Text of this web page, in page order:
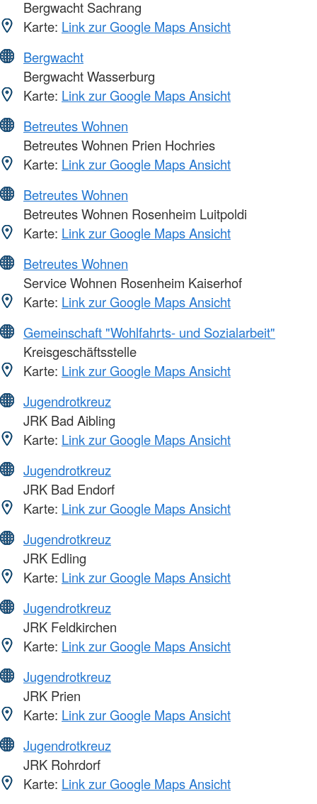
Bergwacht Sachrang
Karte: Link zur Google Maps Ansicht
Bergwacht
Bergwacht Wasserburg
Karte: Link zur Google Maps Ansicht
Betreutes Wohnen
Betreutes Wohnen Prien Hochries
Karte: Link zur Google Maps Ansicht
Betreutes Wohnen
Betreutes Wohnen Rosenheim Luitpoldi
Karte: Link zur Google Maps Ansicht
Betreutes Wohnen
Service Wohnen Rosenheim Kaiserhof
Karte: Link zur Google Maps Ansicht
Gemeinschaft "Wohlfahrts- und Sozialarbeit"
Kreisgeschäftsstelle
Karte: Link zur Google Maps Ansicht
Jugendrotkreuz
JRK Bad Aibling
Karte: Link zur Google Maps Ansicht
Jugendrotkreuz
JRK Bad Endorf
Karte: Link zur Google Maps Ansicht
Jugendrotkreuz
JRK Edling
Karte: Link zur Google Maps Ansicht
Jugendrotkreuz
JRK Feldkirchen
Karte: Link zur Google Maps Ansicht
Jugendrotkreuz
JRK Prien
Karte: Link zur Google Maps Ansicht
Jugendrotkreuz
JRK Rohrdorf
Karte: Link zur Google Maps Ansicht